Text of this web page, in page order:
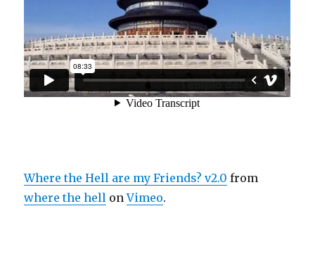
Where the Hell are my Friends? v2.0 from
where the hell onVimeo.